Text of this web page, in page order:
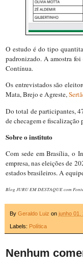
O estudo é do tipo
padronizado. A amostra foi
Contínua.
Os entrevistados são
Mata, Brejo e Agreste,
Do total de participantes,
de checagem e fiscalização
Sobre o instituto
Com sede em Brasília, o
empresa, nas eleições de
estados brasileiros. A
Blog JURU EM DESTAQUE com
By Geraldo Luiz on junho 01,
Labels: Política
Nenhum